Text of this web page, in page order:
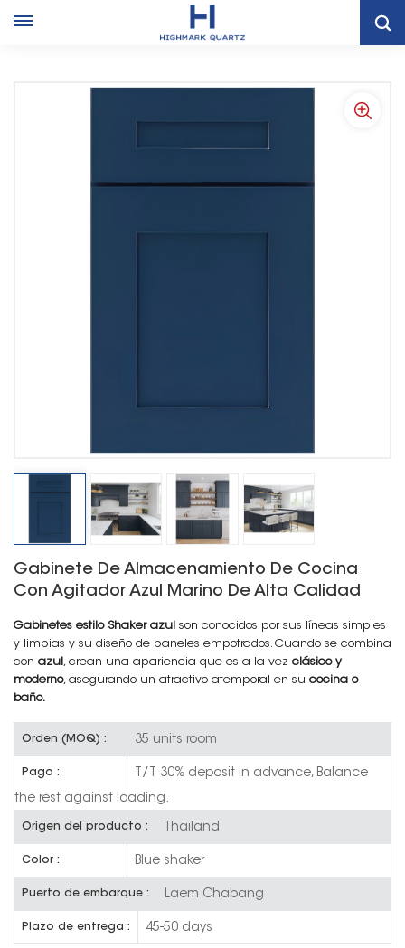
Gabinete De Almacenamiento De Cocina Con Agitador Azul
Marino De Alta Calidad
Gabinete De Almacenamiento De Cocina
Con Agitador Azul Marino De Alta Calidad
Gabinetes estilo Shaker azul son conocidos por sus líneas simples
y limpias y su diseño de paneles empotrados. Cuando se combina
con azul , crean una apariencia que es a la vez clásico y
moderno, asegurando un atractivo atemporal en su cocina o
baño.
Orden (MOQ) : 35 units room
Pago : T/T 30% deposit in advance, Balance
the rest against loading.
Origen del producto : Thailand
Color : Blue shaker
Puerto de embarque : Laem Chabang
Plazo de entrega : 45-50 days